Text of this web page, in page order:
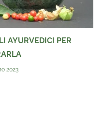
AYURVEDICI PER
2023